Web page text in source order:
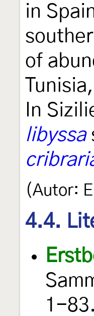
in
of
In
libyssa
(Autor:
4.4.
1-83.